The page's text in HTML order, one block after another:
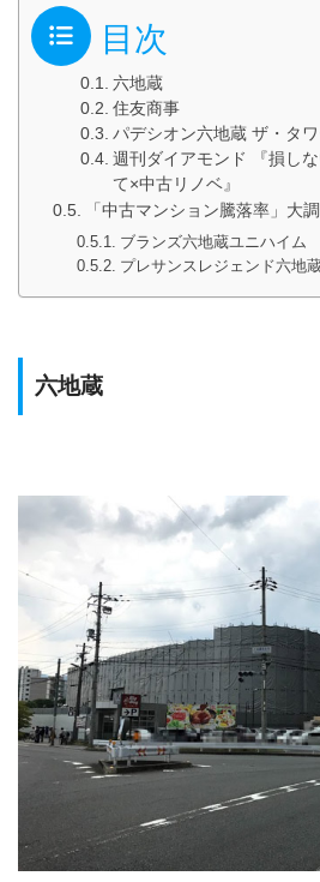
目次
六地蔵
住友商事
パデシオン六地蔵 ザ・タ
週刊ダイアモンド 『損し
て×中古リノベ』
「中古マンション騰落率」大
ブランズ六地蔵ユニハイム
プレサンスレジェンド六地
六地蔵